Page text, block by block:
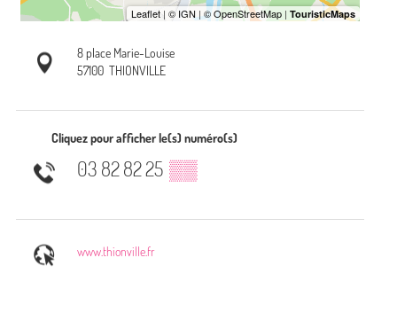
8 place Marie-Louise
57100 THIONVILLE
Cliquez pour afficher le(s) numéro(s)
03 82 82 25 ▒▒
www.thionville.fr